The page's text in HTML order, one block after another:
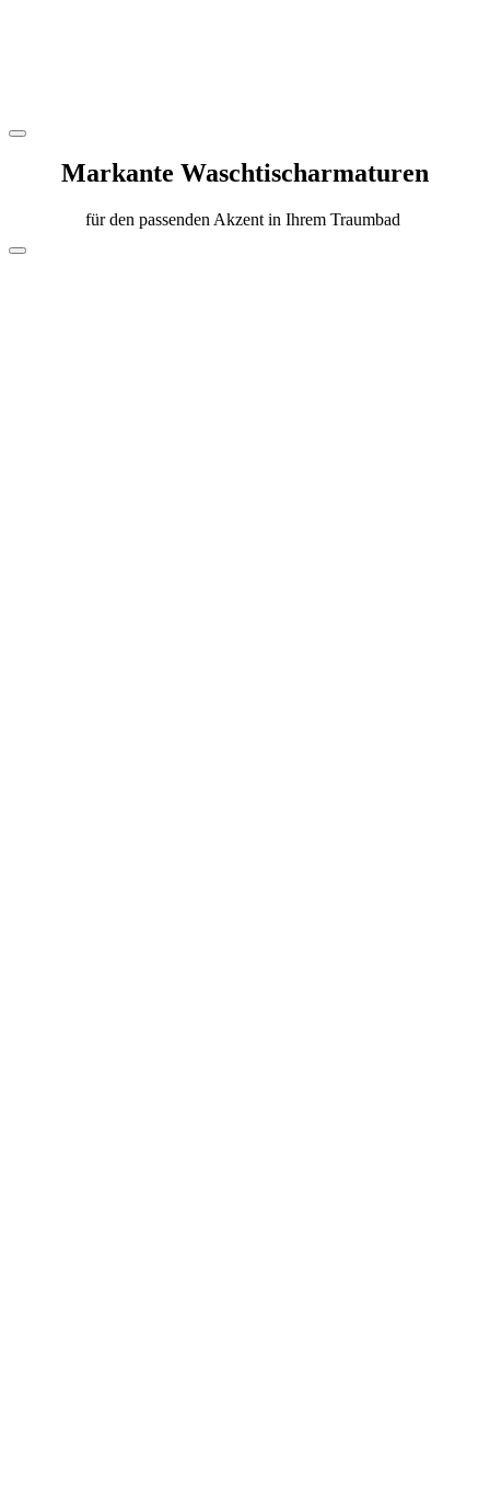
Markante Waschtischarmaturen
für den passenden Akzent in Ihrem Traumbad